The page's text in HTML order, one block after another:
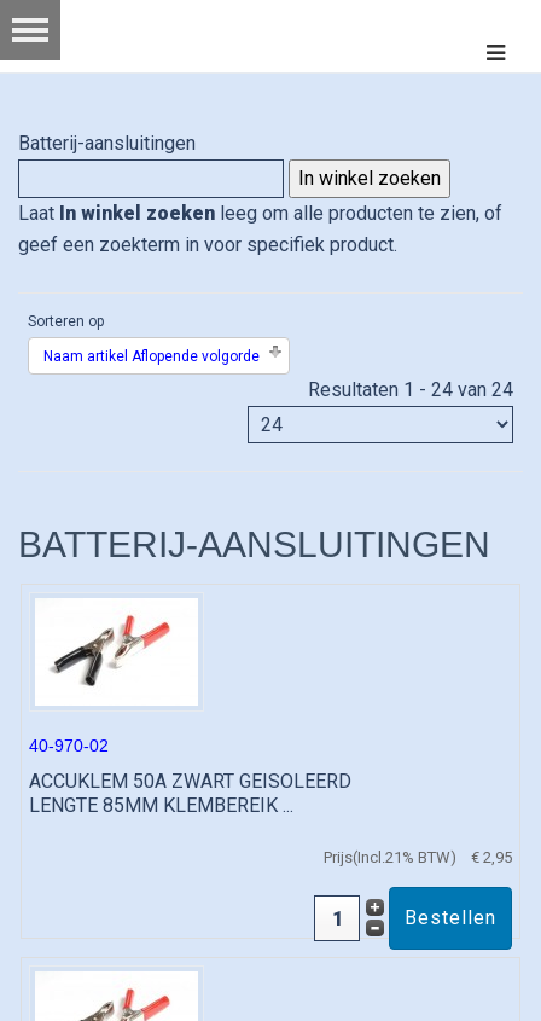
Batterij-aansluitingen
Laat In winkel zoeken leeg om alle producten te zien, of
geef een zoekterm in voor specifiek product.
Sorteren op
Naam artikel Aflopende volgorde
Resultaten 1 - 24 van 24
BATTERIJ-AANSLUITINGEN
40-970-02
ACCUKLEM 50A ZWART GEISOLEERD
LENGTE 85MM KLEMBEREIK ...
Prijs(Incl.21% BTW) € 2,95